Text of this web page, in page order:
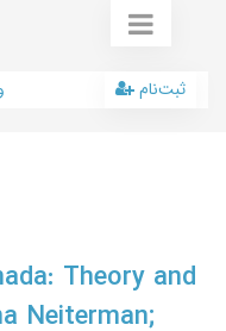
ثبت‌نام
Theory and
Neiterman;